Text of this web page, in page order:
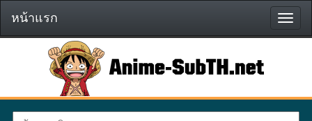
หน้า
แรก
หน้าแรก